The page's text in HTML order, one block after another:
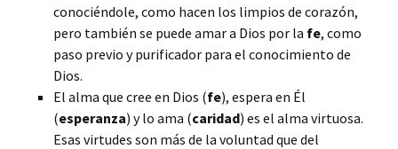
conociéndole, como hacen los limpios de corazón,
pero también se puede amar a Dios por la fe, como
paso previo y purificador para el conocimiento de
Dios.
El alma que cree en Dios (fe), espera en Él
(esperanza) y lo ama (caridad) es el alma virtuosa.
Esas virtudes son más de la voluntad que del